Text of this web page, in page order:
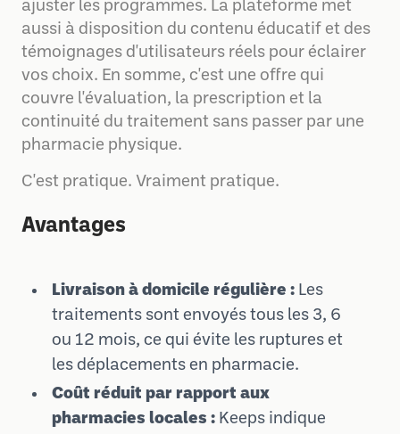
ajuster les programmes. La plateforme met
aussi à disposition du contenu éducatif et des
témoignages d'utilisateurs réels pour éclairer
vos choix. En somme, c'est une offre qui
couvre l'évaluation, la prescription et la
continuité du traitement sans passer par une
pharmacie physique.
C'est pratique. Vraiment pratique.
Avantages
Livraison à domicile régulière : Les
traitements sont envoyés tous les 3, 6
ou 12 mois, ce qui évite les ruptures et
les déplacements en pharmacie.
Coût réduit par rapport aux
pharmacies locales : Keeps indique